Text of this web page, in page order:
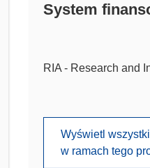
System
RIA - Research and
Wyświetl
w ramach tego